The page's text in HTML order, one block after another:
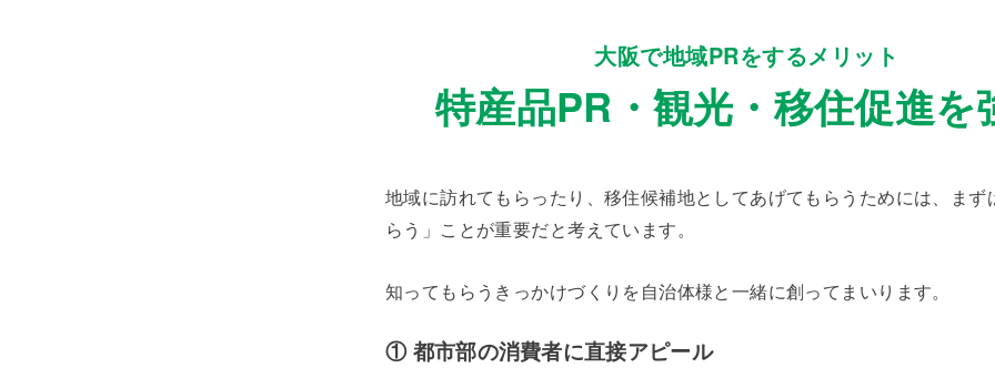
大阪で地域PRをするメリット
特産品PR・観光・移住促進を
地域に訪れてもらったり、移住候補地としてあげてもらうためには、まず
らう」ことが重要だと考えています。
知ってもらうきっかけづくりを自治体様と一緒に創ってまいります。
① 都市部の消費者に直接アピール